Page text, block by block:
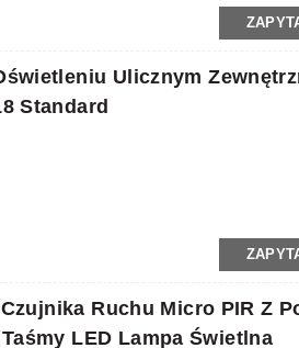
Ulicznym
Standard
Czujnika Ruchu Micro PIR Z
LED Lampa Świetlna